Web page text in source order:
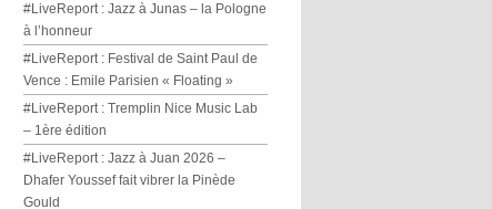
#LiveReport : Jazz à Junas – la Pologne
à l’honneur
#LiveReport : Festival de Saint Paul de
Vence : Emile Parisien « Floating »
#LiveReport : Tremplin Nice Music Lab
– 1ère édition
#LiveReport : Jazz à Juan 2026 –
Dhafer Youssef fait vibrer la Pinède
Gould